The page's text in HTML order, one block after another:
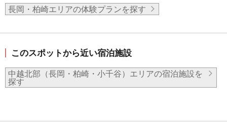
長岡・柏崎エリアの体験プランを探す
このスポットから近い宿泊施設
中越北部（長岡・柏崎・小千谷）エリアの宿泊施設を
探す